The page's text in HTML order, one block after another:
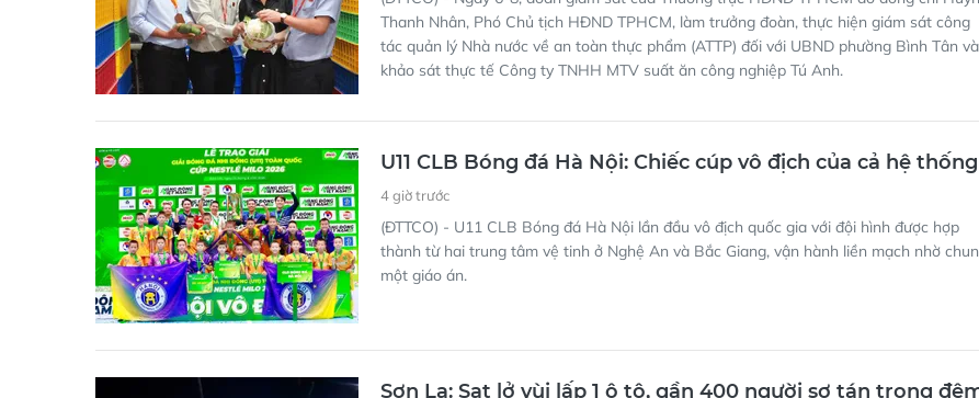
Thanh Nhân, Phó Chủ tịch HĐND TPHCM, làm trưởng đoàn, thực hiện giám sát công
tác quản lý Nhà nước về an toàn thực phẩm (ATTP) đối với UBND phường Bình Tân và
khảo sát thực tế Công ty TNHH MTV suất ăn công nghiệp Tú Anh.
U11 CLB Bóng đá Hà Nội: Chiếc cúp vô địch của cả hệ thống
(ĐTTCO) - U11 CLB Bóng đá Hà Nội lần đầu vô địch quốc gia với đội hình được hợp
thành từ hai trung tâm vệ tinh ở Nghệ An và Bắc Giang, vận hành liền mạch nhờ chung
một giáo án.
Sơn La: Sạt lở vùi lấp 1 ô tô, gần 400 người sơ tán trong đêm